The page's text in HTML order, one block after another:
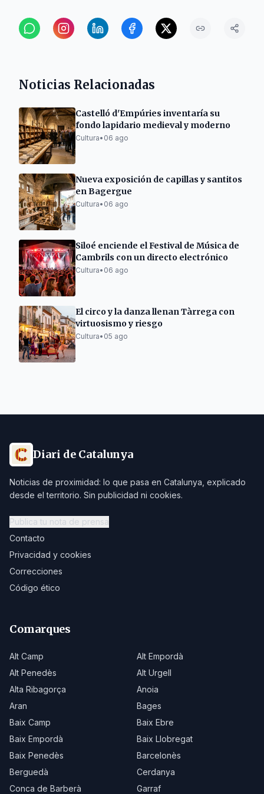
Noticias Relacionadas
Castelló d'Empúries inventaría su
fondo lapidario medieval y moderno
Cultura• 06 ago
Nueva exposición de capillas y santitos
en Bagergue
Cultura• 06 ago
Siloé enciende el Festival de Música de
Cambrils con un directo electrónico
Cultura• 06 ago
El circo y la danza llenan Tàrrega con
virtuosismo y riesgo
Cultura• 05 ago
Diari de Catalunya
Noticias de proximidad: lo que pasa en Catalunya, explicado
desde el territorio. Sin publicidad ni cookies.
Publica tu nota de prensa
Contacto
Privacidad y cookies
Correcciones
Código ético
Comarques
Alt Camp
Alt Empordà
Alt Penedès
Alt Urgell
Alta Ribagorça
Anoia
Aran
Bages
Baix Camp
Baix Ebre
Baix Empordà
Baix Llobregat
Baix Penedès
Barcelonès
Berguedà
Cerdanya
Conca de Barberà
Garraf